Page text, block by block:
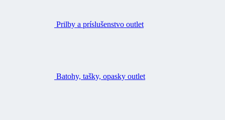
Prilby a príslušenstvo outlet
Batohy, tašky, opasky outlet